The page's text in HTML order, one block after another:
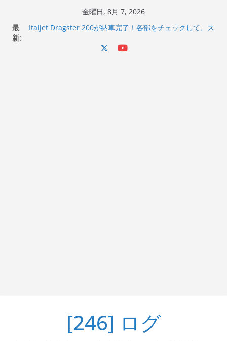
金曜日, 8月 7, 2026
最
新:
Italjet Dragster 200のフロントISSサスの動きが判ったら
コーナリングが楽しくなった
マホホルダー付けて、ガラスコーティング行って来た
[246] ログ